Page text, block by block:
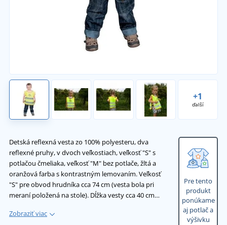
+1
ďalší
Detská reflexná vesta zo 100% polyesteru, dva
reflexné pruhy, v dvoch veľkostiach, veľkosť "S" s
potlačou čmeliaka, veľkosť "M" bez potlače, žltá a
oranžová farba s kontrastným lemovaním. Veľkosť
"S" pre obvod hrudníka cca 74 cm (vesta bola pri
meraní položená na stole). Dĺžka vesty cca 40 cm…
Zobraziť viac
Pre tento
produkt
ponúkame
aj potlač a
výšivku